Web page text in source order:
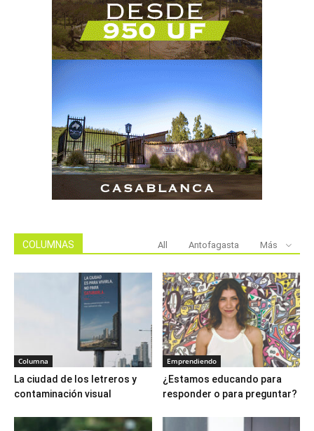
COLUMNAS All Antofagasta Más
Columna
La ciudad de los letreros y
contaminación visual
Emprendiendo
¿Estamos educando para
responder o para preguntar?